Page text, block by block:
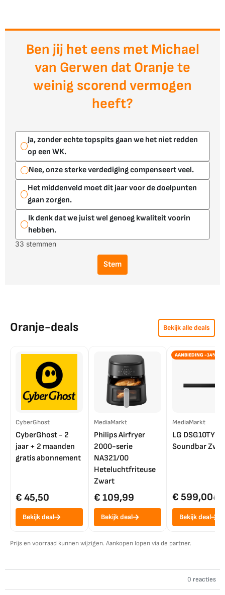
Ben jij het eens met Michael
van Gerwen dat Oranje te
weinig scorend vermogen
heeft?
Ja, zonder echte topspits gaan we het niet redden
op een WK.
Nee, onze sterke verdediging compenseert veel.
Het middenveld moet dit jaar voor de doelpunten
gaan zorgen.
Ik denk dat we juist wel genoeg kwaliteit voorin
hebben.
33 stemmen
Stem
Oranje-deals Bekijk alle deals
CyberGhost
CyberGhost - 2
jaar + 2 maanden
gratis abonnement
€ 45,50
Bekijk deal
MediaMarkt
Philips Airfryer
2000-serie
NA321/00
Heteluchtfriteuse
Zwart
€ 109,99
Bekijk deal
AANBIEDING -14%
MediaMarkt
LG DSG10TY
Soundbar
€ 599,00€
Bekijk deal
Prijs en voorraad kunnen wijzigen. Aankopen lopen via de partner.
0 reacties